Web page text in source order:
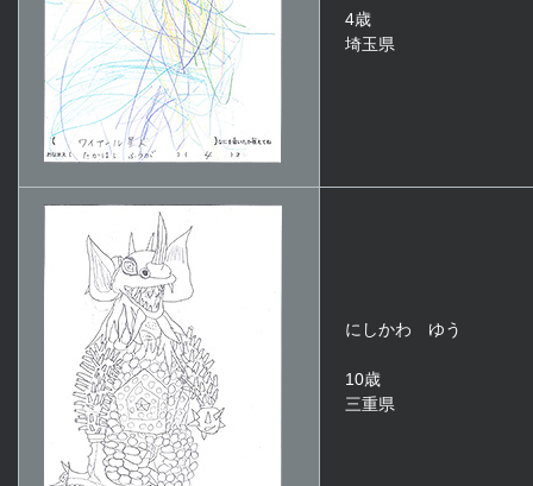
4歳
埼玉県
にしかわ ゆう
10歳
三重県